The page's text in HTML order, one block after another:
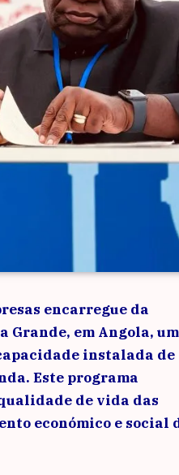
encarregue da
Grande, em Angola, um
instalada de
Este programa
de vida das
económico e social